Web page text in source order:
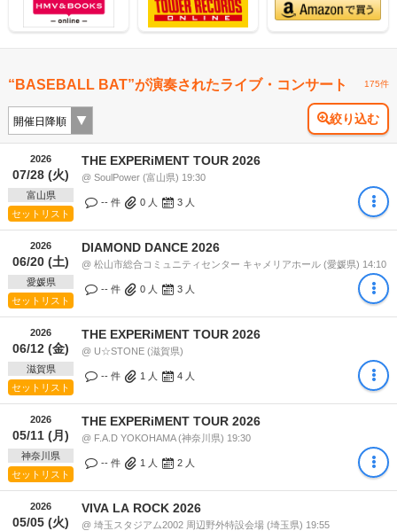
“BASEBALL BAT”が演奏されたライブ・コンサート 175件
絞り込む
2026
07/28 (火)
富山県
セットリスト
THE EXPERiMENT TOUR 2026
@ SoulPower (富山県) 19:30
-- 件 0 人 3 人
2026
06/20 (土)
愛媛県
セットリスト
DIAMOND DANCE 2026
@ 松山市総合コミュニティセンター キャメリアホール (愛媛県) 14:10
-- 件 0 人 3 人
2026
06/12 (金)
滋賀県
セットリスト
THE EXPERiMENT TOUR 2026
@ U☆STONE (滋賀県)
-- 件 1 人 4 人
2026
05/11 (月)
神奈川県
セットリスト
THE EXPERiMENT TOUR 2026
@ F.A.D YOKOHAMA (神奈川県) 19:30
-- 件 1 人 2 人
2026
05/05 (火)
VIVA LA ROCK 2026
@ 埼玉スタジアム2002 周辺野外特設会場 (埼玉県) 19:55